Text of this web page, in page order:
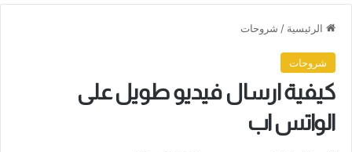
الرئيسية / شروحات
شروحات
كيفية ارسال فيديو طويل على
الواتس اب